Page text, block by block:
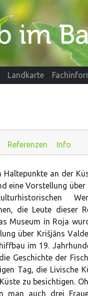
Landkarte
Referenzen Info
Haltepunkte an der
eine Vorstellung
die Leute dieser
Museum in Roja
über Krišjāns
im 19.
Geschichte der
Tag, die Livische
zu besichtigen.
man auch drei